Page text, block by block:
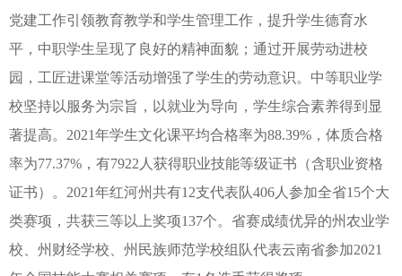
党建工作引领教育教学和学生管理工作，提升学生德育水
平，中职学生呈现了良好的精神面貌；通过开展劳动进校
园，工匠进课堂等活动增强了学生的劳动意识。中等职业学
校坚持以服务为宗旨，以就业为导向，学生综合素养得到显
著提高。2021年学生文化课平均合格率为88.39%，体质合格
率为77.37%，有7922人获得职业技能等级证书（含职业资格
证书）。2021年红河州共有12支代表队406人参加全省15个大
类赛项，共获三等以上奖项137个。省赛成绩优异的州农业学
校、州财经学校、州民族师范学校组队代表云南省参加2021